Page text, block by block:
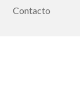
Contacto